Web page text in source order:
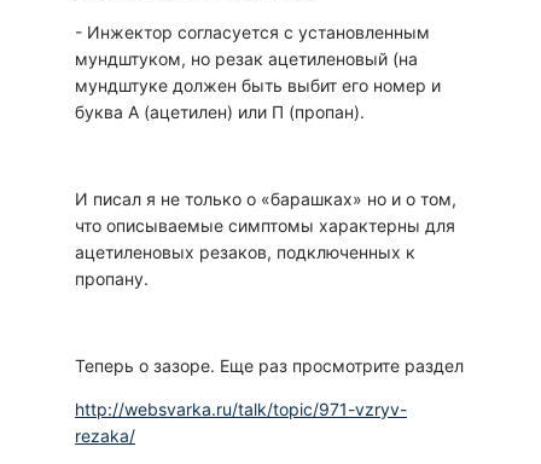
- Инжектор согласуется с установленным
мундштуком, но резак ацетиленовый (на
мундштуке должен быть выбит его номер и
буква А (ацетилен) или П (пропан).
И писал я не только о «барашках» но и о том,
что описываемые симптомы характерны для
ацетиленовых резаков, подключенных к
пропану.
Теперь о зазоре. Еще раз просмотрите раздел
http://websvarka.ru/talk/topic/971-vzryv-
rezaka/